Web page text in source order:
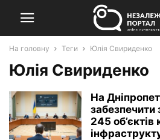
На головну Теги Юлія Свириденко
Юлія Свириденко
На
забезпечити
245 об’єктів